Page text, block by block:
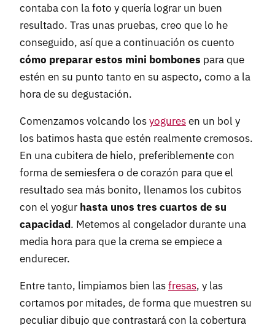
contaba con la foto y quería lograr un buen
resultado. Tras unas pruebas, creo que lo he
conseguido, así que a continuación os cuento
cómo preparar estos mini bombones para que
estén en su punto tanto en su aspecto, como a la
hora de su degustación.
Comenzamos volcando losyoguresen un bol y
los batimos hasta que estén realmente cremosos.
En una cubitera de hielo, preferiblemente con
forma de semiesfera o de corazón para que el
resultado sea más bonito, llenamos los cubitos
con el yogur hasta unos tres cuartos de su
capacidad. Metemos al congelador durante una
media hora para que la crema se empiece a
endurecer.
Entre tanto, limpiamos bien lasfresas, y las
cortamos por mitades, de forma que muestren su
peculiar dibujo que contrastará con la cobertura